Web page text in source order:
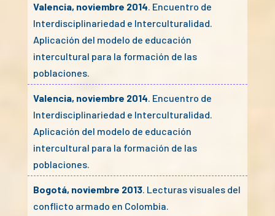
Valencia, noviembre 2014. Encuentro de
Interdisciplinariedad e Interculturalidad.
Aplicación del modelo de educación
intercultural para la formación de las
poblaciones.
Valencia, noviembre 2014. Encuentro de
Interdisciplinariedad e Interculturalidad.
Aplicación del modelo de educación
intercultural para la formación de las
poblaciones.
Bogotá, noviembre 2013. Lecturas visuales del
conflicto armado en Colombia.